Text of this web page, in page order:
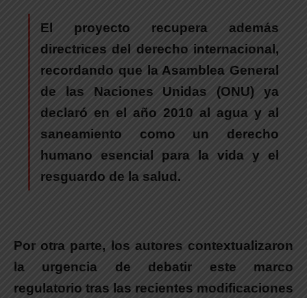
El proyecto recupera además
directrices del derecho internacional ,
recordando que la Asamblea General
de las Naciones Unidas (ONU) ya
declaró en el año 2010 al agua y al
saneamiento como un derecho
humano esencial para la vida y el
resguardo de la salud.
Por otra parte, los autores contextualizaron
la urgencia de debatir este marco
regulatorio tras las recientes modificaciones